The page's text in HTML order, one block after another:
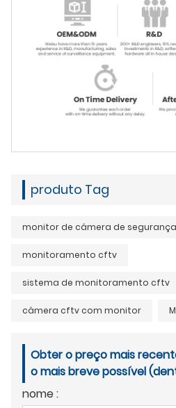
produto Tag
monitor de câmera de segurança
monitoramento cftv
sistema de monitoramento cftv
câmera cftv com monitor
Obter o preço mais
o mais breve possível
nome :